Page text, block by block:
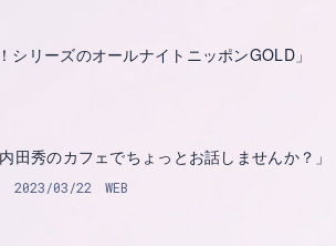
シリーズのオールナイトニッポンGOLD」
田秀のカフェでちょっとお話しませんか？」
2023/03/22 WEB